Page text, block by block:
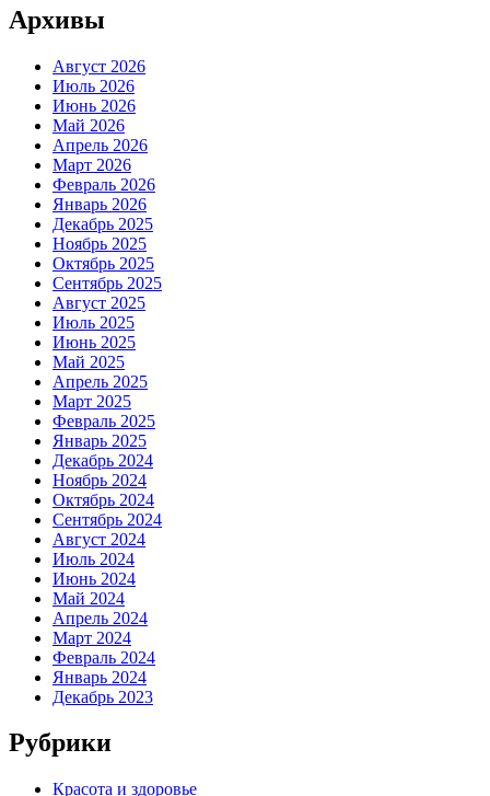
Архивы
Август 2026
Июль 2026
Июнь 2026
Май 2026
Апрель 2026
Март 2026
Февраль 2026
Январь 2026
Декабрь 2025
Ноябрь 2025
Октябрь 2025
Сентябрь 2025
Август 2025
Июль 2025
Июнь 2025
Май 2025
Апрель 2025
Март 2025
Февраль 2025
Январь 2025
Декабрь 2024
Ноябрь 2024
Октябрь 2024
Сентябрь 2024
Август 2024
Июль 2024
Июнь 2024
Май 2024
Апрель 2024
Март 2024
Февраль 2024
Январь 2024
Декабрь 2023
Рубрики
Красота и здоровье